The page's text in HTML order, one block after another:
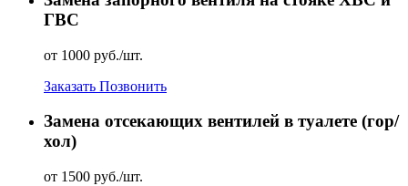
ГВС
от 1000 руб./шт.
Заказать Позвонить
Замена отсекающих вентилей в туалете (гор/
хол)
от 1500 руб./шт.